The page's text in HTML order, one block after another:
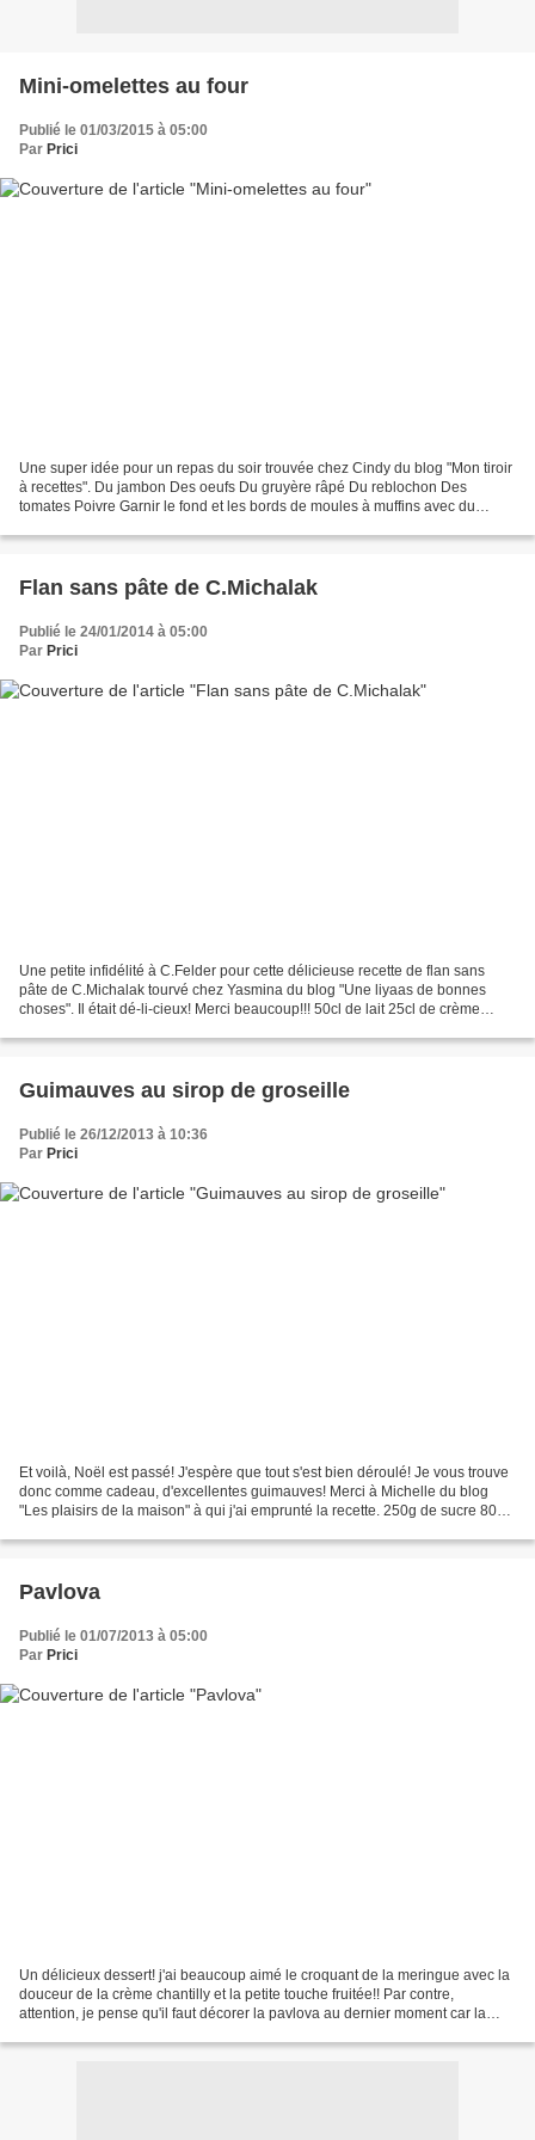
Mini-omelettes au four
Publié le 01/03/2015 à 05:00
Par Prici
Une super idée pour un repas du soir trouvée chez Cindy du blog "Mon tiroir
à recettes". Du jambon Des oeufs Du gruyère râpé Du reblochon Des
tomates Poivre Garnir le fond et les bords de moules à muffins avec du
Flan sans pâte de C.Michalak
Publié le 24/01/2014 à 05:00
Par Prici
Une petite infidélité à C.Felder pour cette délicieuse recette de flan sans
pâte de C.Michalak tourvé chez Yasmina du blog "Une liyaas de bonnes
choses". Il était dé-li-cieux! Merci beaucoup!!! 50cl de lait 25cl de crème
Guimauves au sirop de groseille
Publié le 26/12/2013 à 10:36
Par Prici
Et voilà, Noël est passé! J'espère que tout s'est bien déroulé! Je vous trouve
donc comme cadeau, d'excellentes guimauves! Merci à Michelle du blog
"Les plaisirs de la maison" à qui j'ai emprunté la recette. 250g de sucre 80ml
Pavlova
Publié le 01/07/2013 à 05:00
Par Prici
Un délicieux dessert! j'ai beaucoup aimé le croquant de la meringue avec la
douceur de la crème chantilly et la petite touche fruitée!! Par contre,
attention, je pense qu'il faut décorer la pavlova au dernier moment car la